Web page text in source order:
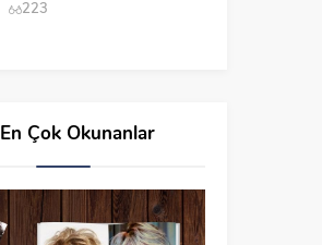
223
En Çok Okunanlar